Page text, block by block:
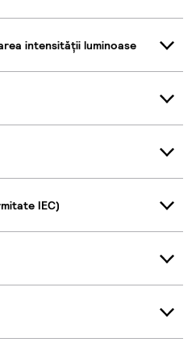
intensității luminoase
IEC)